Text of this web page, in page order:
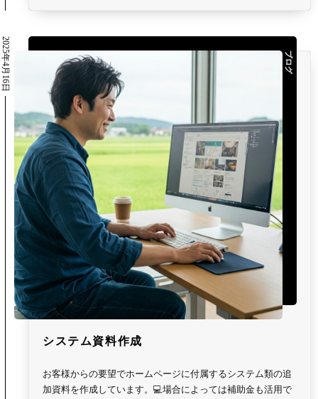
ブログ
システム資料作成
お客様からの要望でホームページに付属するシステム類の追
加資料を作成しています。💻場合によっては補助金も活用で
2025年4月16日